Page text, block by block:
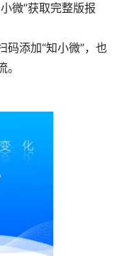
微”获取完整版报
码添加“知小微”，也